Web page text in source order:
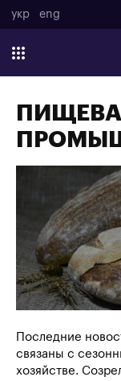
укр eng
Последние
связаны с
хозяйстве.